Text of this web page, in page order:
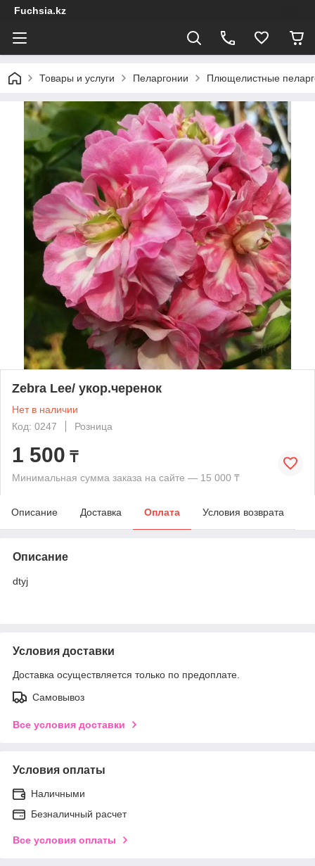
Fuchsia.kz
Товары и услуги Пеларгонии Плющелистные
Zebra Lee/ укор.черенок
Нет в наличии
Код: 0247
Розница
1 500 ₸
Минимальная сумма заказа на сайте — 15 000 ₸
Описание Доставка Оплата Условия возврата
Описание
dtyj
Условия доставки
Доставка осуществляется только по предоплате.
Самовывоз
Все условия доставки
Условия оплаты
Наличными
Безналичный расчет
Все условия оплаты